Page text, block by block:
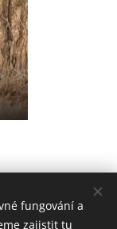
fungování a
zajistit tu